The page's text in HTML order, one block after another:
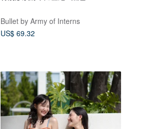
Bullet by Army of Interns
US$ 69.32